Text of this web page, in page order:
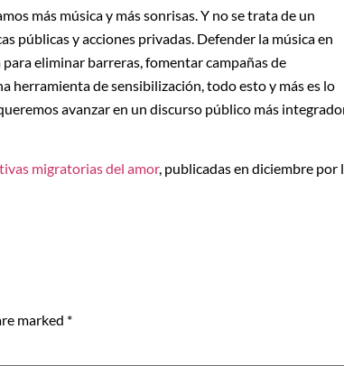
más música y más sonrisas. Y no se trata de un
públicas y acciones privadas. Defender la música en
eliminar barreras, fomentar campañas de
herramienta de sensibilización, todo esto y más es lo
avanzar en un discurso público más
migratorias del amor, publicadas en diciembre por
marked *